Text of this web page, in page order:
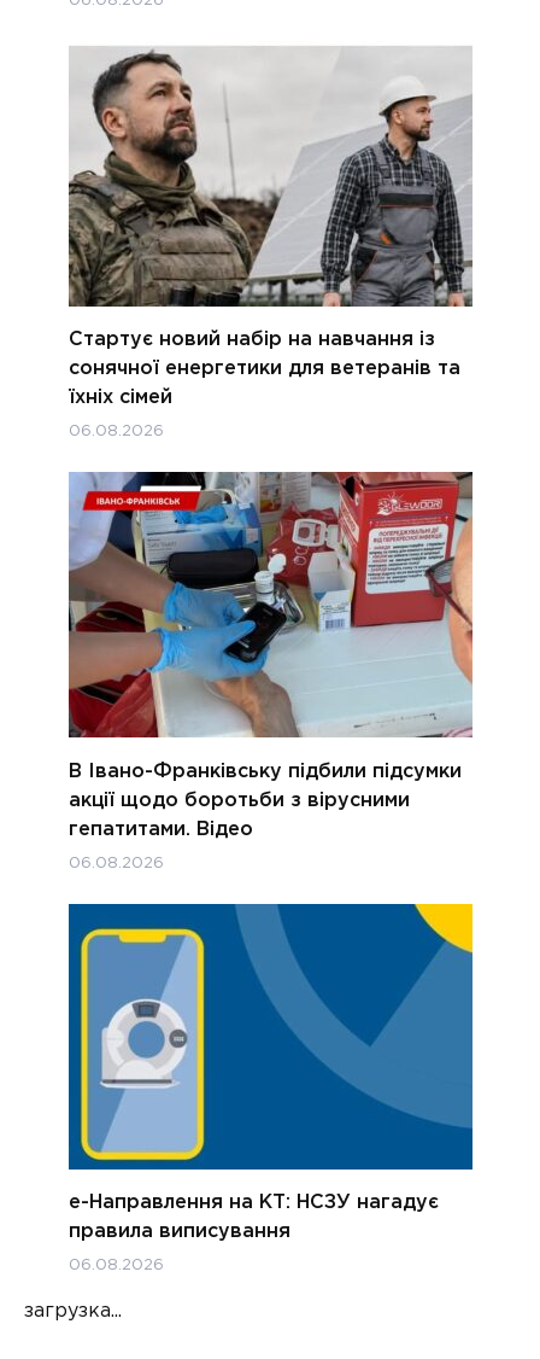
Стартує новий набір на навчання із
сонячної енергетики для ветеранів та
їхніх сімей
06.08.2026
В Івано-Франківську підбили підсумки
акції щодо боротьби з вірусними
гепатитами. Відео
06.08.2026
е-Направлення на КТ: НСЗУ нагадує
правила виписування
06.08.2026
загрузка...